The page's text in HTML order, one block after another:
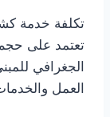
تكلفة خدمة
تعتمد على حجم
الجغرافي
العمل